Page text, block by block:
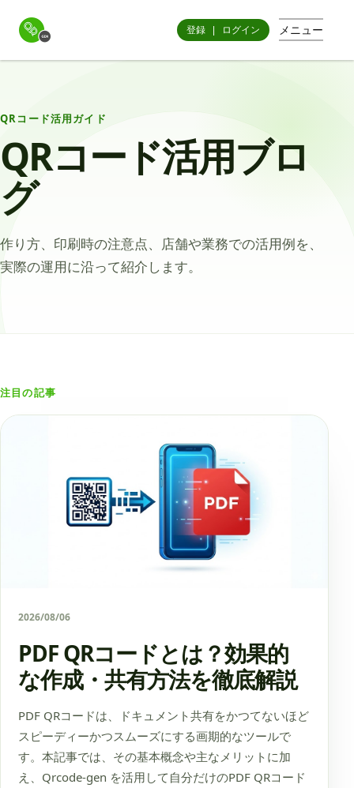
登録 ログイン メニュー
QRコード活用ガイド
QRコード活用ブロ
グ
作り方、印刷時の注意点、店舗や業務での活用例を、
実際の運用に沿って紹介します。
注目の記事
2026/08/06
PDF QRコードとは？効果的
な作成・共有方法を徹底解説
PDF QRコードは、ドキュメント共有をかつてないほど
スピーディーかつスムーズにする画期的なツールで
す。本記事では、その基本概念や主なメリットに加
え、Qrcode-gen を活用して自分だけのPDF QRコード